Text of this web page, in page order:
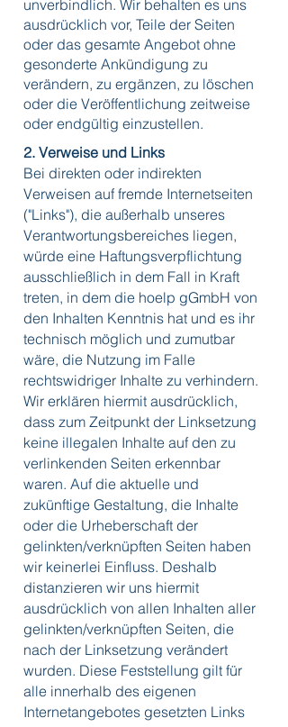
unverbindlich. Wir behalten es uns
ausdrücklich vor, Teile der Seiten
oder das gesamte Angebot ohne
gesonderte Ankündigung zu
verändern, zu ergänzen, zu löschen
oder die Veröffentlichung zeitweise
oder endgültig einzustellen.
2. Verweise und Links
Bei direkten oder indirekten
Verweisen auf fremde Internetseiten
("Links"), die außerhalb unseres
Verantwortungsbereiches liegen,
würde eine Haftungsverpflichtung
ausschließlich in dem Fall in Kraft
treten, in dem die hoelp gGmbH von
den Inhalten Kenntnis hat und es ihr
technisch möglich und zumutbar
wäre, die Nutzung im Falle
rechtswidriger Inhalte zu verhindern.
Wir erklären hiermit ausdrücklich,
dass zum Zeitpunkt der Linksetzung
keine illegalen Inhalte auf den zu
verlinkenden Seiten erkennbar
waren. Auf die aktuelle und
zukünftige Gestaltung, die Inhalte
oder die Urheberschaft der
gelinkten/verknüpften Seiten haben
wir keinerlei Einfluss. Deshalb
distanzieren wir uns hiermit
ausdrücklich von allen Inhalten aller
gelinkten/verknüpften Seiten, die
nach der Linksetzung verändert
wurden. Diese Feststellung gilt für
alle innerhalb des eigenen
Internetangebotes gesetzten Links